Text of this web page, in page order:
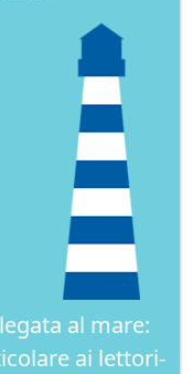
al mare:
ai lettori-